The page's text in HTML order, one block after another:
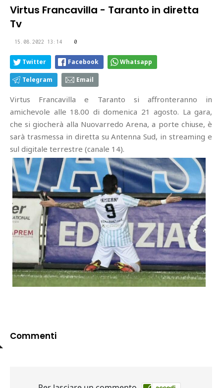
Virtus Francavilla - Taranto in diretta
Tv
15.08.2022 13:14 0
Twitter Facebook Whatsapp
Telegram Email
Virtus Francavilla e Taranto si affronteranno in
amichevole alle 18.00 di domenica 21 agosto. La gara,
che si giocherà alla Nuovarredo Arena, a porte chiuse, è
sarà trasmessa in diretta su Antenna Sud, in streaming e
sul digitale terrestre (canale 14).
Commenti